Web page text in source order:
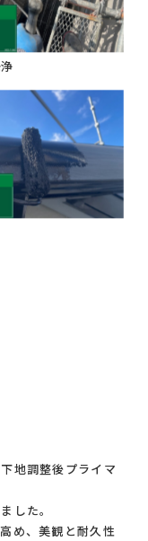
地調整後プライマ
した。
め、美観と耐久性